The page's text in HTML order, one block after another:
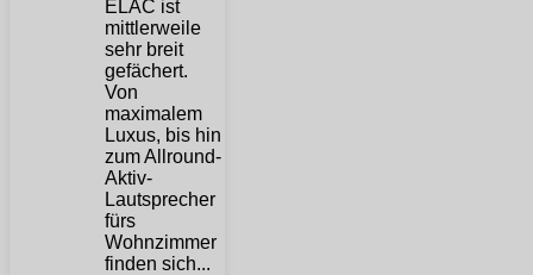
ELAC ist
mittlerweile
sehr breit
gefächert.
Von
maximalem
Luxus, bis hin
zum Allround-
Aktiv-
Lautsprecher
fürs
Wohnzimmer
finden sich...